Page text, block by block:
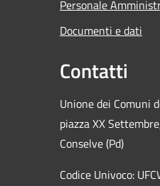
Personale
Documenti e dati
Contatti
Unione dei Comuni
piazza XX
Conselve (Pd)
Codice Univoco: